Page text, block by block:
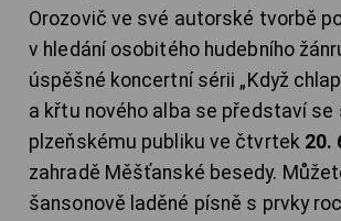
Orozovič ve své autorské tvorbě
v hledání osobitého hudebního
úspěšné koncertní sérii „Když
a křtu nového alba se představí se
plzeňskému publiku ve čtvrtek 20.
zahradě Měšťanské besedy.
šansonově laděné písně s prvky